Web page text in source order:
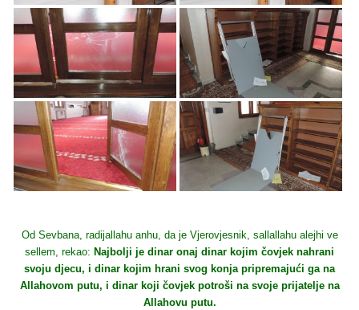
Od Sevbana, radijallahu anhu, da je Vjerovjesnik, sallallahu alejhi ve
sellem, rekao: Najbolji je dinar onaj dinar kojim čovjek nahrani
svoju djecu, i dinar kojim hrani svog konja pripremajući ga na
Allahovom putu, i dinar koji čovjek potroši na svoje prijatelje na
Allahovu putu.